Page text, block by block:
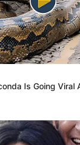
Is Going Viral